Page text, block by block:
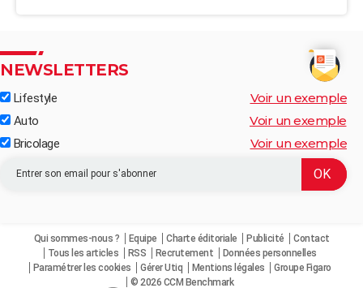
NEWSLETTERS
Lifestyle Voir un exemple
Auto Voir un exemple
Bricolage Voir un exemple
Qui sommes-nous ? Equipe Charte éditoriale Publicité
Contact
Tous les articles
RSS Recrutement
Données personnelles
Paramétrer les cookies
Gérer Utiq Mentions légales
Groupe Figaro
© 2026 CCM Benchmark